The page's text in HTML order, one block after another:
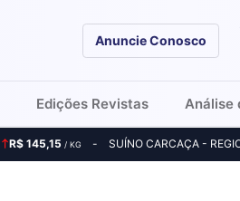
Anuncie Conosco
Edições Revistas Análise
R$ 145,15 / KG SUÍNO CARCAÇA -